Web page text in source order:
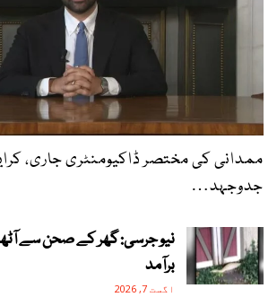
ممدانی کی مختصر ڈاکیومنٹری جاری،
جدوجہد…
نیو جرسی: گھر کے صحن سے
برآمد
اگست 7, 2026